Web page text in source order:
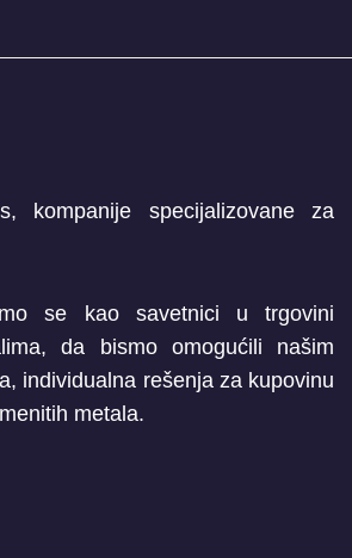
se kao savetnici u trgovini
da bismo omogućili našim
individualna rešenja za kupovinu
metala.